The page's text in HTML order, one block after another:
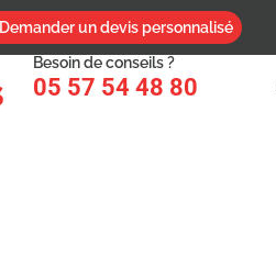
Demander un devis personnalisé
Besoin de conseils ?
05 57 54 48 80